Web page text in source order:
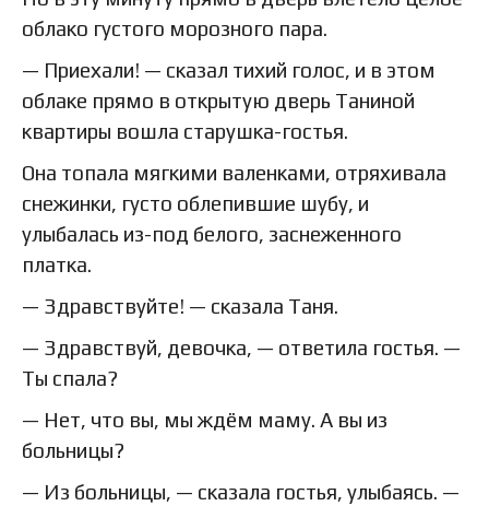
облако густого морозного пара.
— Приехали! — сказал тихий голос, и в этом
облаке прямо в открытую дверь Таниной
квартиры вошла старушка-гостья.
Она топала мягкими валенками, отряхивала
снежинки, густо облепившие шубу, и
улыбалась из-под белого, заснеженного
платка.
— Здравствуйте! — сказала Таня.
— Здравствуй, девочка, — ответила гостья. —
Ты спала?
— Нет, что вы, мы ждём маму. А вы из
больницы?
— Из больницы, — сказала гостья, улыбаясь. —